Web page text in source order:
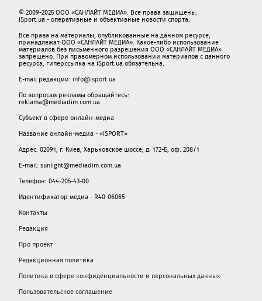
© 2009-2025 ООО «САНЛАЙТ МЕДИА». Все права защищены.
iSport.ua - оперативные и объективные новости спорта.
Все права на материалы, опубликованные на данном ресурсе,
принадлежат ООО «САНЛАЙТ МЕДИА». Какое-либо использование
материалов без письменного разрешения ООО «САНЛАЙТ МЕДИА»
запрещено. При правомерном использовании материалов с данного
ресурса, гиперссылка на iSport.ua обязательна.
E-mail редакции: info@isport.ua
По вопросам рекламы обращайтесь:
reklama@mediadim.com.ua
Субъект в сфере онлайн-медиа
Название онлайн-медиа - «ISPORT»
Адрес: 02091, г. Киев, Харьковское шоссе, д. 172-Б, оф. 208/1
E-mail: sunlight@mediadim.com.ua
Телефон: 044-205-43-00
Идентификатор медиа - R40-06065
Контакты
Редакция
Про проект
Редакционная политика
Политика в сфере конфиденциальности и персональных данных
Пользовательское соглашение